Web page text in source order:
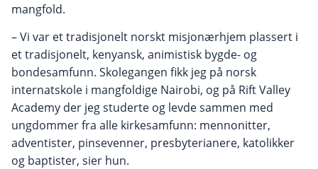
mangfold.
– Vi var et tradisjonelt norskt misjonærhjem plassert i
et tradisjonelt, kenyansk, animistisk bygde- og
bondesamfunn. Skolegangen fikk jeg på norsk
internatskole i mangfoldige Nairobi, og på Rift Valley
Academy der jeg studerte og levde sammen med
ungdommer fra alle kirkesamfunn: mennonitter,
adventister, pinsevenner, presbyterianere, katolikker
og baptister, sier hun.